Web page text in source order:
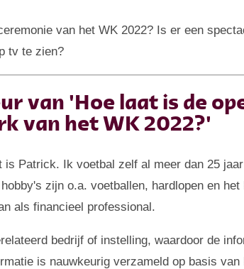
van het WK 2022? Is er een
tv te zien?
van 'Hoe laat is de
van het WK 2022?'
is Patrick. Ik voetbal zelf al meer dan 25
zijn o.a. voetballen, hardlopen en
als financieel professional.
bedrijf of instelling, waardoor de
is nauwkeurig verzameld op basis van